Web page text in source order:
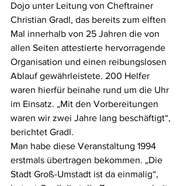
Dojo unter Leitung von Cheftrainer
Christian Gradl, das bereits zum elften
Mal innerhalb von 25 Jahren die von
allen Seiten attestierte hervorragende
Organisation und einen reibungslosen
Ablauf gewährleistete. 200 Helfer
waren hierfür beinahe rund um die Uhr
im Einsatz. „Mit den Vorbereitungen
waren wir zwei Jahre lang beschäftigt“,
berichtet Gradl.
Man habe diese Veranstaltung 1994
erstmals übertragen bekommen. „Die
Stadt Groß-Umstadt ist da einmalig“,